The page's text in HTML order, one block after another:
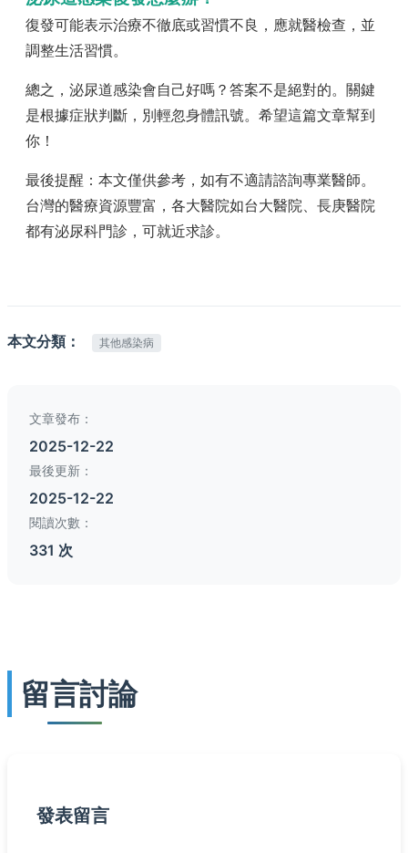
復發可能表示治療不徹底或習慣不良，應就醫檢查，並
調整生活習慣。
總之，泌尿道感染會自己好嗎？答案不是絕對的。關鍵
是根據症狀判斷，別輕忽身體訊號。希望這篇文章幫到
你！
最後提醒：本文僅供參考，如有不適請諮詢專業醫師。
台灣的醫療資源豐富，各大醫院如台大醫院、長庚醫院
都有泌尿科門診，可就近求診。
本文分類： 其他感染病
文章發布：
2025-12-22
最後更新：
2025-12-22
閱讀次數：
331 次
留言討論
發表留言